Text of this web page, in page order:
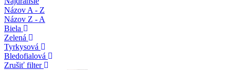
Názov A - Z
Názov Z - A
Biela
Zelená
Tyrkysová
Bledofialová
Zrušiť filter